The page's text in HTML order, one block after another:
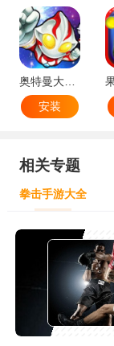
奥特曼大战小怪兽
安装
相关专题
拳击手游大全